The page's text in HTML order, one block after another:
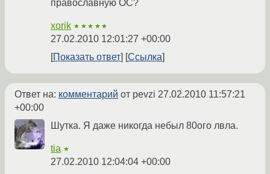
православную ОС?
xorik ★★★★★
27.02.2010 12:01:27 +00:00
Показать ответ
Ссылка
Ответ на: комментарий от pevzi 27.02.2010 11:57:21
+00:00
Шутка. Я даже никогда небыл 80ого лвла.
tia ★
27.02.2010 12:04:04 +00:00